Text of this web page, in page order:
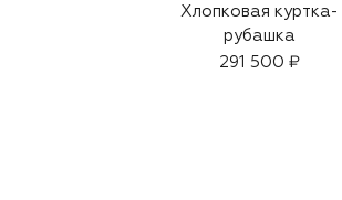
Хлопковая куртка-
рубашка
291 500 ₽